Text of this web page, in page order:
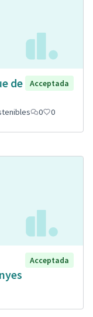
de
Acceptada
0 0
Acceptada